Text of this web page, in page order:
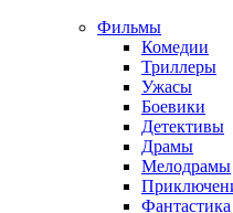
Фильмы
Комедии
Триллеры
Ужасы
Боевики
Детективы
Драмы
Мелодрамы
Фантастика